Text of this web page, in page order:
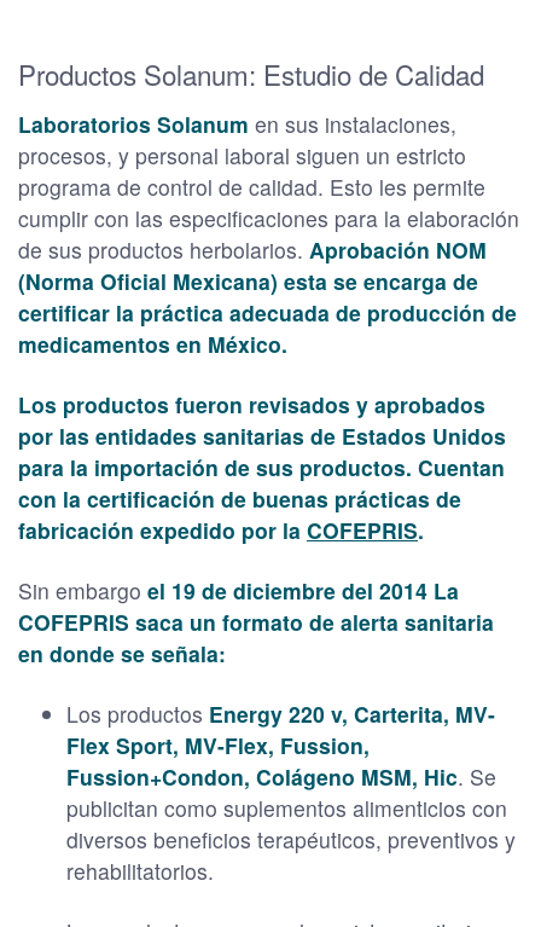
Productos Solanum: Estudio de Calidad
Laboratorios Solanum en sus instalaciones,
procesos, y personal laboral siguen un estricto
programa de control de calidad. Esto les permite
cumplir con las especificaciones para la elaboración
de sus productos herbolarios. Aprobación NOM
(Norma Oficial Mexicana) esta se encarga de
certificar la práctica adecuada de producción de
medicamentos en México.
Los productos fueron revisados y aprobados
por las entidades sanitarias de Estados Unidos
para la importación de sus productos. Cuentan
con la certificación de buenas prácticas de
fabricación expedido por la COFEPRIS.
Sin embargo el 19 de diciembre del 2014 La
COFEPRIS saca un formato de alerta sanitaria
en donde se señala:
Los productos Energy 220 v, Carterita, MV-
Flex Sport, MV-Flex, Fussion,
Fussion+Condon, Colágeno MSM, Hic. Se
publicitan como suplementos alimenticios con
diversos beneficios terapéuticos, preventivos y
rehabilitatorios.